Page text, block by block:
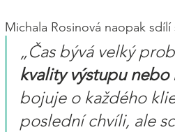
Michala Rosinová naopak
„Čas bývá velký
kvality výstupu nebo
bojuje o každého
poslední chvíli, ale